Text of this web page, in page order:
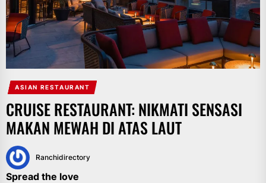
ASIAN RESTAURANT
CRUISE RESTAURANT: NIKMATI SENSASI
MAKAN MEWAH DI ATAS LAUT
Ranchidirectory
Spread the love